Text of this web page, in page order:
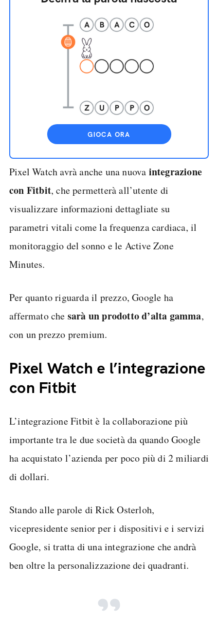
GIOCA ORA
Pixel Watch avrà anche una nuova integrazione
con Fitbit, che permetterà all’utente di
visualizzare informazioni dettagliate su
parametri vitali come la frequenza cardiaca, il
monitoraggio del sonno e le Active Zone
Minutes.
Per quanto riguarda il prezzo, Google ha
affermato che sarà un prodotto d’alta gamma,
con un prezzo premium.
Pixel Watch e l’integrazione
con Fitbit
L’integrazione Fitbit è la collaborazione più
importante tra le due società da quando Google
ha acquistato l’azienda per poco più di 2 miliardi
di dollari.
Stando alle parole di Rick Osterloh,
vicepresidente senior per i dispositivi e i servizi
Google, si tratta di una integrazione che andrà
ben oltre la personalizzazione dei quadranti.